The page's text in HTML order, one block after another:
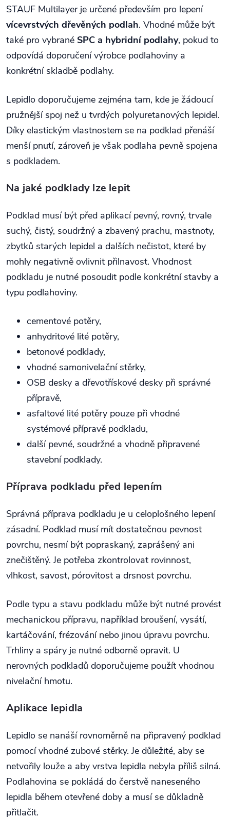
STAUF Multilayer je určené především pro lepení
vícevrstvých dřevěných podlah. Vhodné může být
také pro vybrané SPC a hybridní podlahy, pokud to
odpovídá doporučení výrobce podlahoviny a
konkrétní skladbě podlahy.
Lepidlo doporučujeme zejména tam, kde je žádoucí
pružnější spoj než u tvrdých polyuretanových lepidel.
Díky elastickým vlastnostem se na podklad přenáší
menší pnutí, zároveň je však podlaha pevně spojena
s podkladem.
Na jaké podklady lze lepit
Podklad musí být před aplikací pevný, rovný, trvale
suchý, čistý, soudržný a zbavený prachu, mastnoty,
zbytků starých lepidel a dalších nečistot, které by
mohly negativně ovlivnit přilnavost. Vhodnost
podkladu je nutné posoudit podle konkrétní stavby a
typu podlahoviny.
cementové potěry,
anhydritové lité potěry,
betonové podklady,
vhodné samonivelační stěrky,
OSB desky a dřevotřískové desky při správné
přípravě,
asfaltové lité potěry pouze při vhodné
systémové přípravě podkladu,
další pevné, soudržné a vhodně připravené
stavební podklady.
Příprava podkladu před lepením
Správná příprava podkladu je u celoplošného lepení
zásadní. Podklad musí mít dostatečnou pevnost
povrchu, nesmí být popraskaný, zaprášený ani
znečištěný. Je potřeba zkontrolovat rovinnost,
vlhkost, savost, pórovitost a drsnost povrchu.
Podle typu a stavu podkladu může být nutné provést
mechanickou přípravu, například broušení, vysátí,
kartáčování, frézování nebo jinou úpravu povrchu.
Trhliny a spáry je nutné odborně opravit. U
nerovných podkladů doporučujeme použít vhodnou
nivelační hmotu.
Aplikace lepidla
Lepidlo se nanáší rovnoměrně na připravený podklad
pomocí vhodné zubové stěrky. Je důležité, aby se
netvořily louže a aby vrstva lepidla nebyla příliš silná.
Podlahovina se pokládá do čerstvě naneseného
lepidla během otevřené doby a musí se důkladně
přitlačit.